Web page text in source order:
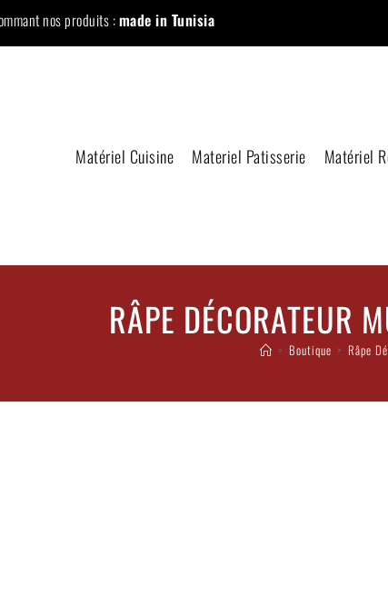
nos produits :made in Tunisia
Matériel Cuisine Materiel Patisserie Matériel
RÂPE DÉCORATEUR
> Boutique > Râpe